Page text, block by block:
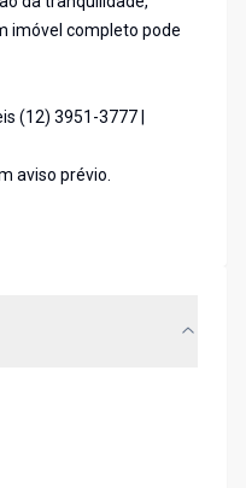
imóvel completo pode
(12) 3951-3777 |
aviso prévio.